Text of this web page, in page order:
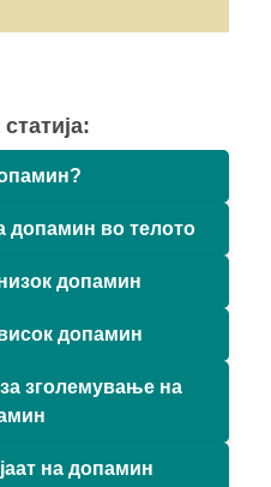
допамин во телото
допамин
допамин
зголемување на
на допамин